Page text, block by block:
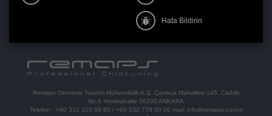
Hata Bildirin
Remaps Otomotiv Yazılım Mühendislik A.Ş. Çamlıca Mahallesi 145. Cadde
No:6 Yenimahalle 06200 ANKARA
Telefon : +90 312 315 88 85 / +90 532 779 00 00 mail: info@remaps.com.tr